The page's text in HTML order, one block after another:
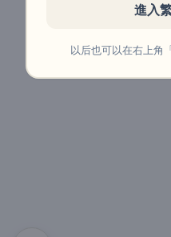
進入
以后也可以在右上角